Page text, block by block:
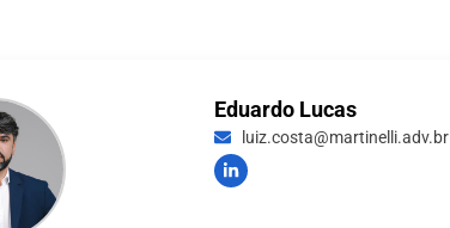
Eduardo Lucas
luiz.costa@martinelli.adv.br